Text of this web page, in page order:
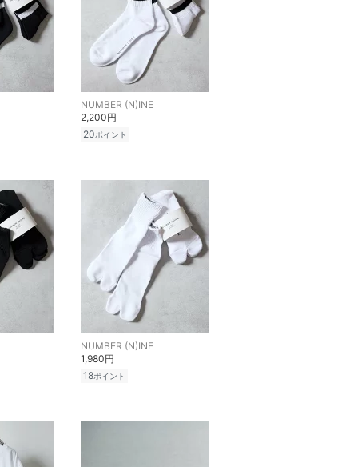
NUMBER (N)INE
2,200円
20ポイント
NUMBER (N)INE
1,980円
18ポイント